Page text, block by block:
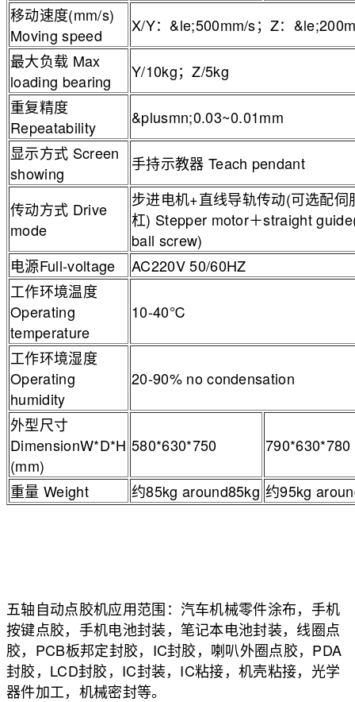
移动速度(mm/s)
Moving speed
X/Y：&le;500mm/s；Z：
最大负载 Max
loading bearing
Y/10kg；Z/5kg
重复精度
Repeatability
&plusmn;0.03~0.01mm
显示方式 Screen
showing
手持示教器 Teach pendant
传动方式 Drive
mode
步进电机+直线导轨传动(可选配伺
杠) Stepper motor＋straight
ball screw)
电源Full-voltage
AC220V 50/60HZ
工作环境温度
Operating
temperature
10-40℃
工作环境湿度
Operating
humidity
20-90% no condensation
外型尺寸
DimensionW*D*H
(mm)
580*630*750 790*630*780
重量 Weight 约85kg around85kg 约95kg
五轴自动点胶机应用范围：汽车机械零件涂布，手机
按键点胶，手机电池封装，笔记本电池封装，线圈点
胶，PCB板邦定封胶，IC封胶，喇叭外圈点胶，PDA
封胶，LCD封胶，IC封装，IC粘接，机壳粘接，光学
器件加工，机械密封等。